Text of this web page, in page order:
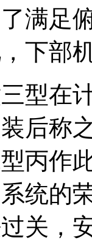
满足
下部
型在
后称
丙作
统的
关，